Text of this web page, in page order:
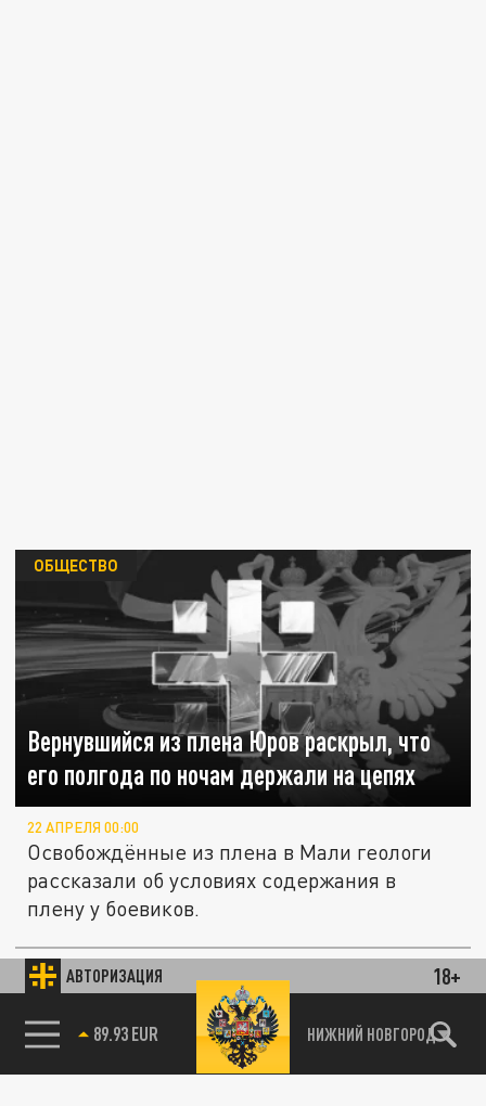
АВТОРИЗАЦИЯ 18+
85.64 BRENT НИЖНИЙ НОВГОРОД
Вернувшийся из плена Юров раскрыл, что
его полгода по ночам держали на цепях
ОБЩЕСТВО
22 АПРЕЛЯ 00:00
Освобождённые из плена в Мали геологи
рассказали об условиях содержания в
плену у боевиков.
ПОЛИТИКА